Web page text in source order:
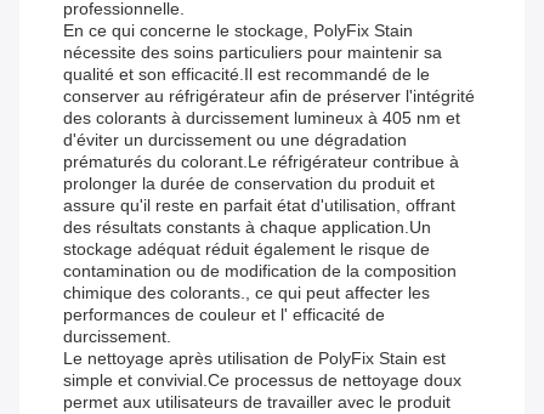
professionnelle.
En ce qui concerne le stockage, PolyFix Stain
nécessite des soins particuliers pour maintenir sa
qualité et son efficacité.Il est recommandé de le
conserver au réfrigérateur afin de préserver l'intégrité
des colorants à durcissement lumineux à 405 nm et
d'éviter un durcissement ou une dégradation
prématurés du colorant.Le réfrigérateur contribue à
prolonger la durée de conservation du produit et
assure qu'il reste en parfait état d'utilisation, offrant
des résultats constants à chaque application.Un
stockage adéquat réduit également le risque de
contamination ou de modification de la composition
chimique des colorants., ce qui peut affecter les
performances de couleur et l' efficacité de
durcissement.
Le nettoyage après utilisation de PolyFix Stain est
simple et convivial.Ce processus de nettoyage doux
permet aux utilisateurs de travailler avec le produit